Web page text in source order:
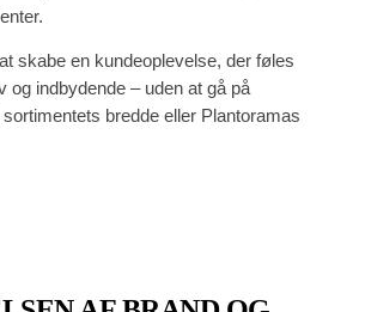
skabe en kundeoplevelse, der føles
og indbydende – uden at gå på
bredde eller Plantoramas